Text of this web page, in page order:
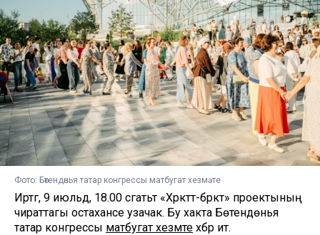
Фото: Бөтендөнья татар конгрессы матбугат хезмәте
Иртәгә, 9 июльдә, 18.00 сәгатьтә «Хәрәкәттә-бәрәкәт» проектының
чираттагы остаханәсе узачак. Бу хакта Бөтендөнья
татар конгрессы матбугат хезмәте хәбәр итә.